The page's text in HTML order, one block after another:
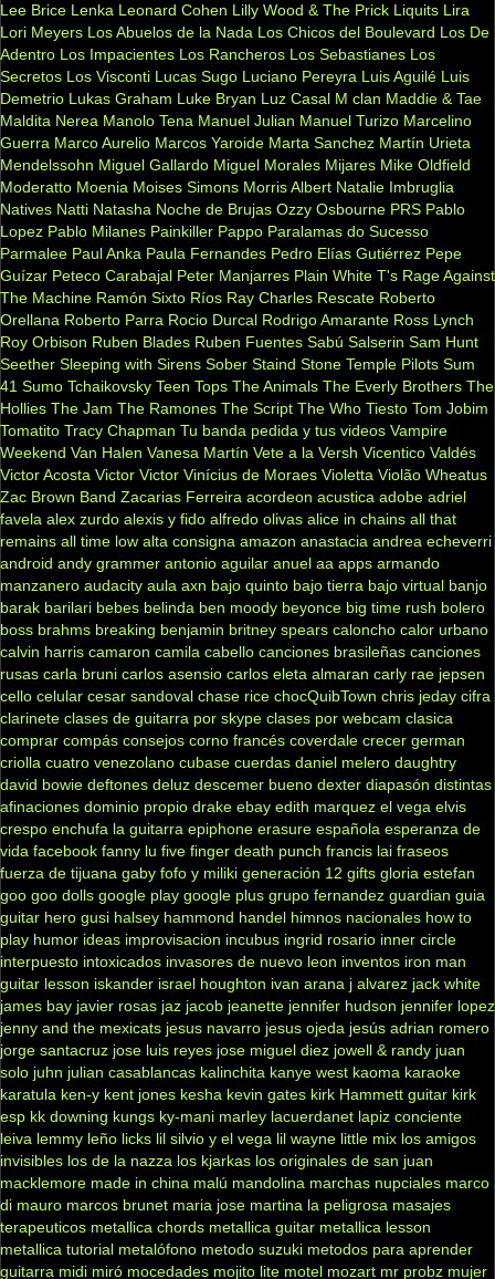
Lee Brice Lenka Leonard Cohen Lilly Wood & The Prick Liquits Lira
Lori Meyers Los Abuelos de la Nada Los Chicos del Boulevard Los De
Adentro Los Impacientes Los Rancheros Los Sebastianes Los
Secretos Los Visconti Lucas Sugo Luciano Pereyra Luis Aguilé Luis
Demetrio Lukas Graham Luke Bryan Luz Casal M clan Maddie & Tae
Maldita Nerea Manolo Tena Manuel Julian Manuel Turizo Marcelino
Guerra Marco Aurelio Marcos Yaroide Marta Sanchez Martín Urieta
Mendelssohn Miguel Gallardo Miguel Morales Mijares Mike Oldfield
Moderatto Moenia Moises Simons Morris Albert Natalie Imbruglia
Natives Natti Natasha Noche de Brujas Ozzy Osbourne PRS Pablo
Lopez Pablo Milanes Painkiller Pappo Paralamas do Sucesso
Parmalee Paul Anka Paula Fernandes Pedro Elías Gutiérrez Pepe
Guízar Peteco Carabajal Peter Manjarres Plain White T's Rage Against
The Machine Ramón Sixto Ríos Ray Charles Rescate Roberto
Orellana Roberto Parra Rocio Durcal Rodrigo Amarante Ross Lynch
Roy Orbison Ruben Blades Ruben Fuentes Sabú Salserin Sam Hunt
Seether Sleeping with Sirens Sober Staind Stone Temple Pilots Sum
41 Sumo Tchaikovsky Teen Tops The Animals The Everly Brothers The
Hollies The Jam The Ramones The Script The Who Tiesto Tom Jobim
Tomatito Tracy Chapman Tu banda pedida y tus videos Vampire
Weekend Van Halen Vanesa Martín Vete a la Versh Vicentico Valdés
Victor Acosta Victor Victor Vinícius de Moraes Violetta Violão Wheatus
Zac Brown Band Zacarias Ferreira acordeon acustica adobe adriel
favela alex zurdo alexis y fido alfredo olivas alice in chains all that
remains all time low alta consigna amazon anastacia andrea echeverri
android andy grammer antonio aguilar anuel aa apps armando
manzanero audacity aula axn bajo quinto bajo tierra bajo virtual banjo
barak barilari bebes belinda ben moody beyonce big time rush bolero
boss brahms breaking benjamin britney spears caloncho calor urbano
calvin harris camaron camila cabello canciones brasileñas canciones
rusas carla bruni carlos asensio carlos eleta almaran carly rae jepsen
cello celular cesar sandoval chase rice chocQuibTown chris jeday cifra
clarinete clases de guitarra por skype clases por webcam clasica
comprar compás consejos corno francés coverdale crecer german
criolla cuatro venezolano cubase cuerdas daniel melero daughtry
david bowie deftones deluz descemer bueno dexter diapasón distintas
afinaciones dominio propio drake ebay edith marquez el vega elvis
crespo enchufa la guitarra epiphone erasure española esperanza de
vida facebook fanny lu five finger death punch francis lai fraseos
fuerza de tijuana gaby fofo y miliki generación 12 gifts gloria estefan
goo goo dolls google play google plus grupo fernandez guardian guia
guitar hero gusi halsey hammond handel himnos nacionales how to
play humor ideas improvisacion incubus ingrid rosario inner circle
interpuesto intoxicados invasores de nuevo leon inventos iron man
guitar lesson iskander israel houghton ivan arana j alvarez jack white
james bay javier rosas jaz jacob jeanette jennifer hudson jennifer lopez
jenny and the mexicats jesus navarro jesus ojeda jesús adrian romero
jorge santacruz jose luis reyes jose miguel diez jowell & randy juan
solo juhn julian casablancas kalinchita kanye west kaoma karaoke
karatula ken-y kent jones kesha kevin gates kirk Hammett guitar kirk
esp kk downing kungs ky-mani marley lacuerdanet lapiz conciente
leiva lemmy leño licks lil silvio y el vega lil wayne little mix los amigos
invisibles los de la nazza los kjarkas los originales de san juan
macklemore made in china malú mandolina marchas nupciales marco
di mauro marcos brunet maria jose martina la peligrosa masajes
terapeuticos metallica chords metallica guitar metallica lesson
metallica tutorial metalófono metodo suzuki metodos para aprender
guitarra midi miró mocedades mojito lite motel mozart mr probz mujer